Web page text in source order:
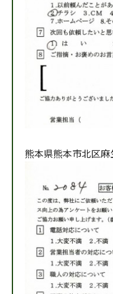
熊本県熊本市北区